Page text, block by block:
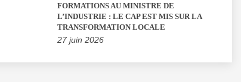
FORMATIONS AU MINISTRE DE
L’INDUSTRIE : LE CAP EST MIS SUR LA
TRANSFORMATION LOCALE
27 juin 2026